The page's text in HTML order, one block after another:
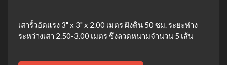
เสารั้วอัดแรง 3" x 3" x 2.00 เมตร ฝังดิน 50 ซม. ระยะห่าง
ระหว่างเสา 2.50-3.00 เมตร ขึงลวดหนามจำนวน 5 เส้น